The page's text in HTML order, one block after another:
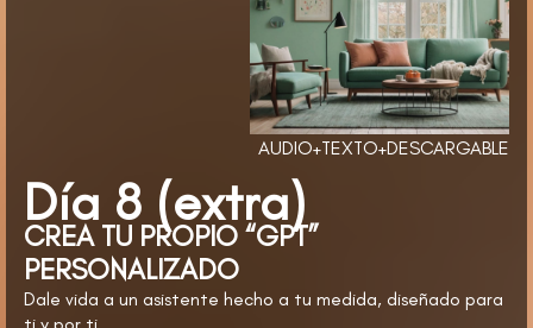
AUDIO+TEXTO+DESCARGABLE
Día 8 (extra)
CREA TU PROPIO “GPT”
PERSONALIZADO
Dale vida a un asistente hecho a tu medida, diseñado para